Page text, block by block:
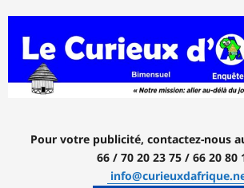
contenu
Pour votre publicité, contactez-nous
66 / 70 20 23 75 / 66 20 80